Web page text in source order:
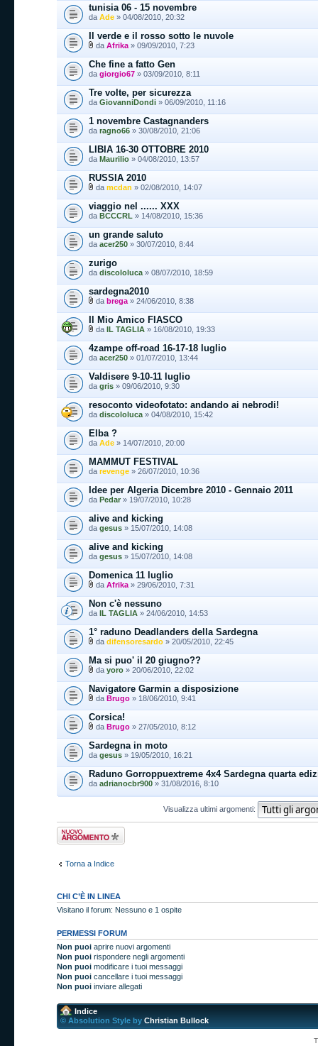
tunisia 06 - 15 novembre
da Ade » 04/08/2010, 20:32
Il verde e il rosso sotto le nuvole
da Afrika » 09/09/2010, 7:23
Che fine a fatto Gen
da giorgio67 » 03/09/2010, 8:11
Tre volte, per sicurezza
da GiovanniDondi » 06/09/2010, 11:16
1 novembre Castagnanders
da ragno66 » 30/08/2010, 21:06
LIBIA 16-30 OTTOBRE 2010
da Maurilio » 04/08/2010, 13:57
RUSSIA 2010
da mcdan » 02/08/2010, 14:07
viaggio nel ...... XXX
da BCCCRL » 14/08/2010, 15:36
un grande saluto
da acer250 » 30/07/2010, 8:44
zurigo
da discololuca » 08/07/2010, 18:59
sardegna2010
da brega » 24/06/2010, 8:38
Il Mio Amico FIASCO
da IL TAGLIA » 16/08/2010, 19:33
4zampe off-road 16-17-18 luglio
da acer250 » 01/07/2010, 13:44
Valdisere 9-10-11 luglio
da gris » 09/06/2010, 9:30
resoconto videofotato: andando ai nebrodi!
da discololuca » 04/08/2010, 15:42
Elba ?
da Ade » 14/07/2010, 20:00
MAMMUT FESTIVAL
da revenge » 26/07/2010, 10:36
Idee per Algeria Dicembre 2010 - Gennaio 2011
da Pedar » 19/07/2010, 10:28
alive and kicking
da gesus » 15/07/2010, 14:08
alive and kicking
da gesus » 15/07/2010, 14:08
Domenica 11 luglio
da Afrika » 29/06/2010, 7:31
Non c'è nessuno
da IL TAGLIA » 24/06/2010, 14:53
1° raduno Deadlanders della Sardegna
da difensoresardo » 20/05/2010, 22:45
Ma si puo' il 20 giugno??
da yoro » 20/06/2010, 22:02
Navigatore Garmin a disposizione
da Brugo » 18/06/2010, 9:41
Corsica!
da Brugo » 27/05/2010, 8:12
Sardegna in moto
da gesus » 19/05/2010, 16:21
Raduno Gorroppuextreme 4x4 Sardegna quarta
da adrianocbr900 » 31/08/2016, 8:10
Visualizza ultimi argomenti:
Scrivi un nuovo
argomento
Torna a Indice
CHI C’È IN LINEA
Visitano il forum: Nessuno e 1 ospite
PERMESSI FORUM
Non puoi aprire nuovi argomenti
Non puoi rispondere negli argomenti
Non puoi modificare i tuoi messaggi
Non puoi cancellare i tuoi messaggi
Non puoi inviare allegati
Indice
© Absolution Style by Christian Bullock